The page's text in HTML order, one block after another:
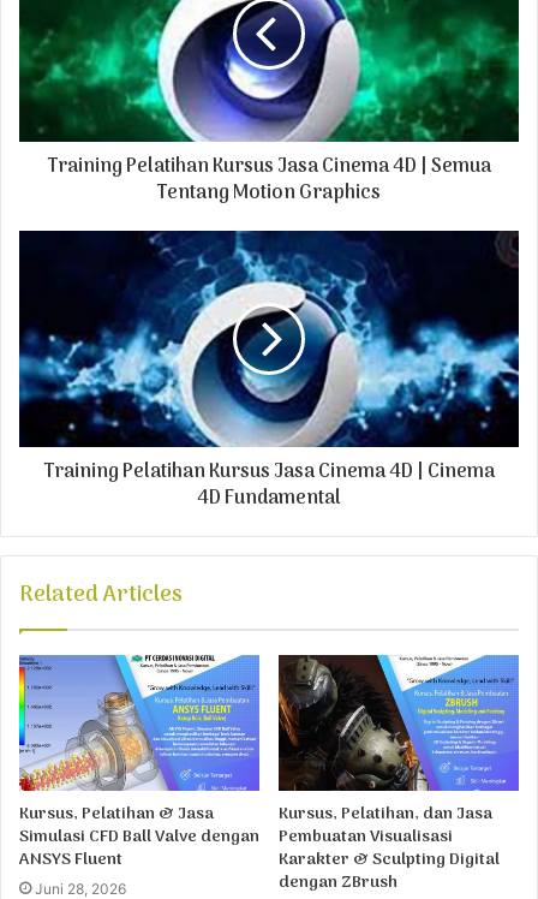
a
Training Pelatihan Kursus Jasa Cinema 4D | Semua
Tentang Motion Graphics
Training Pelatihan Kursus Jasa Cinema 4D | Cinema
4D Fundamental
Related Articles
Kursus, Pelatihan & Jasa
Simulasi CFD Ball Valve dengan
ANSYS Fluent
Juni 28, 2026
Kursus, Pelatihan, dan Jasa
Pembuatan Visualisasi
Karakter & Sculpting Digital
dengan ZBrush